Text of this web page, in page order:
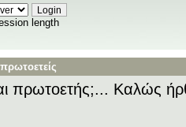
length
πρωτοετής;... Καλώς